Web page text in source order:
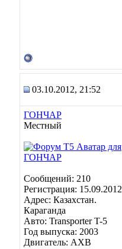
03.10.2012, 21:52
ГОНЧАР
Местный
Сообщений: 210
Регистрация: 15.09.2012
Адрес: Казахстан.
Караганда
Авто: Transporter T-5
Год выпуска: 2003
Двигатель: AXB